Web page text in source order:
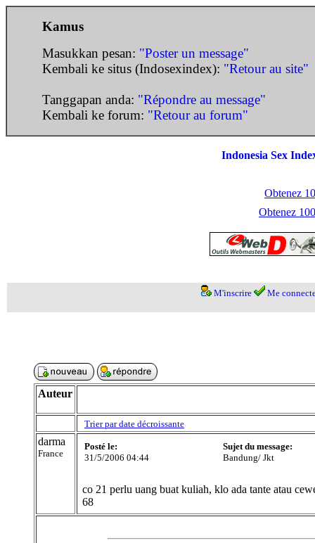
Kamus
Masukkan pesan: "Poster un message"
Kembali ke situs (Indosexindex): "Retour au site"
Tanggapan anda: "Répondre au message"
Kembali ke forum: "Retour au forum"
Indonesia Sex
Obtenez
Obtenez
M'inscrire Me
Auteur
Trier par date décroissante
darma
France
Posté le:
31/5/2006 04:44
Sujet du message:
Bandung/ Jkt
co 21 perlu uang buat kuliah, klo ada tante atau
68